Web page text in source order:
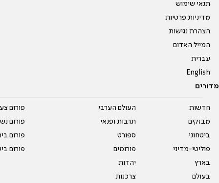
תנאי שימוש
מדיניות פרטיות
הצהרת נגישות
המייל האדום
עברית
English
מדורים
חדשות
מבזקים
ביטחוני
פוליטי-מדיני
בארץ
בעולם
העולם הערבי
תרבות ופנאי
ספורט
פורומים
יהדות
צרכנות
פורום
פורום
פורום
פורום